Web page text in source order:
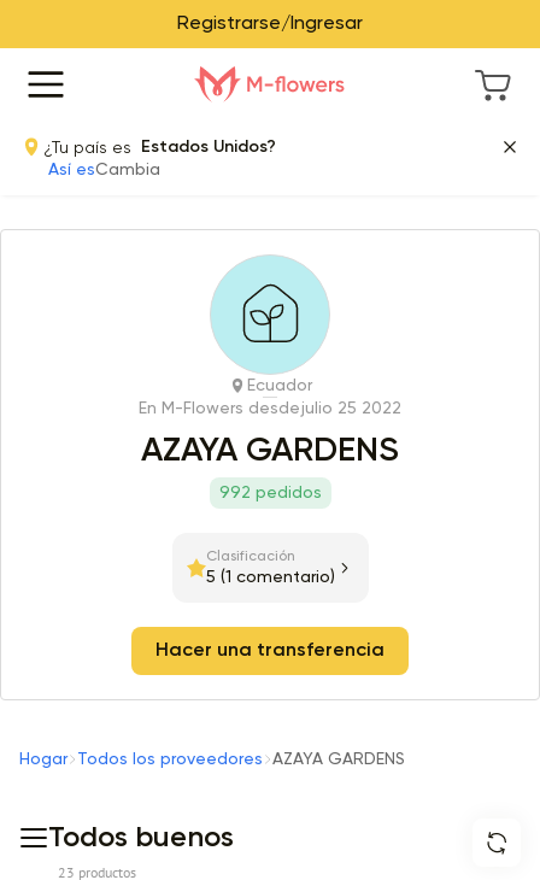
Registrarse/Ingresar
¿Tu país es
Estados Unidos?
Así esCambia
Ecuador
En M-Flowers desde julio 25 2022
AZAYA GARDENS
992 pedidos
Clasificación
5 (1 comentario)
Hacer una transferencia
Hogar Todos los proveedores AZAYA GARDENS
Todos buenos
23 productos